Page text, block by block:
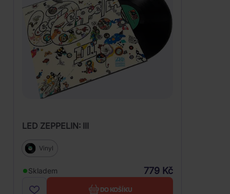
LED ZEPPELIN: III
Vinyl
Skladem 779 Kč
DO KOŠÍKU